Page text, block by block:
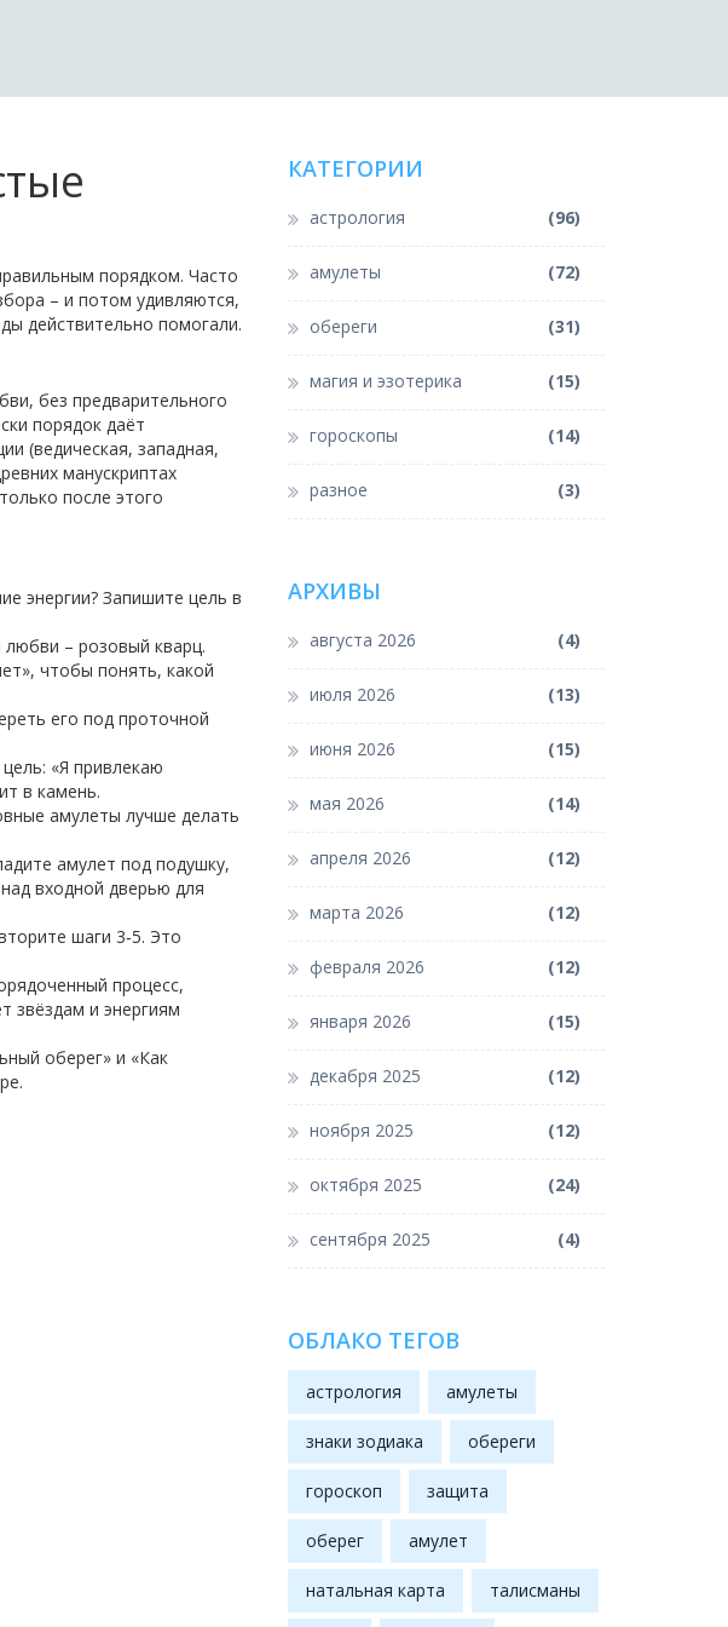
порядком. Часто
– и потом удивляются,
действительно помогали.
без предварительного
порядок даёт
(ведическая, западная,
манускриптах
после этого
энергии? Запишите цель в
– розовый кварц.
чтобы понять, какой
его под проточной
«Я привлекаю
в камень.
амулеты лучше делать
амулет под подушку,
входной дверью для
шаги 3‑5. Это
процесс,
звёздам и энергиям
оберег» и «Как
КАТЕГОРИИ
астрология (96)
амулеты (72)
обереги (31)
магия и эзотерика (15)
гороскопы (14)
разное (3)
АРХИВЫ
августа 2026 (4)
июля 2026 (13)
июня 2026 (15)
мая 2026 (14)
апреля 2026 (12)
марта 2026 (12)
февраля 2026 (12)
января 2026 (15)
декабря 2025 (12)
ноября 2025 (12)
октября 2025 (24)
сентября 2025 (4)
ОБЛАКО ТЕГОВ
астрология амулеты
знаки зодиака обереги
гороскоп защита
оберег амулет
натальная карта талисманы